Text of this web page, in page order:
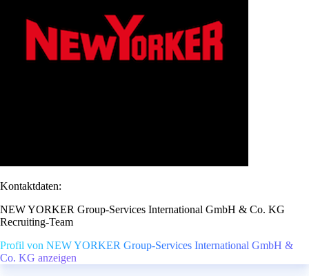
Kontaktdaten:
NEW YORKER Group-Services International GmbH & Co. KG
Recruiting-Team
Profil von NEW YORKER Group-Services International GmbH &
Co. KG anzeigen